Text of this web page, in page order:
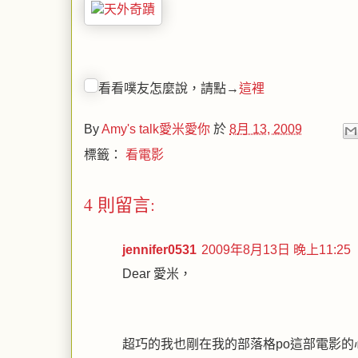
看看噗友怎麼說，請點→這裡
ByAmy's talk愛米愛你 於 8月 13, 2009
標籤： 看電影
4 則留言:
jennifer0531 2009年8月13日 晚上11:25
Dear 愛米，
超巧的我也剛在我的部落格po這部電影的